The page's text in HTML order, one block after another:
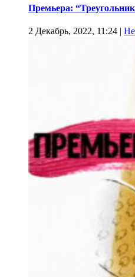
Премьера:
2 Декабрь, 2022, 11:24 |